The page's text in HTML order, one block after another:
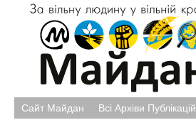
Сайт Майдан Всі Архіви Публікацій